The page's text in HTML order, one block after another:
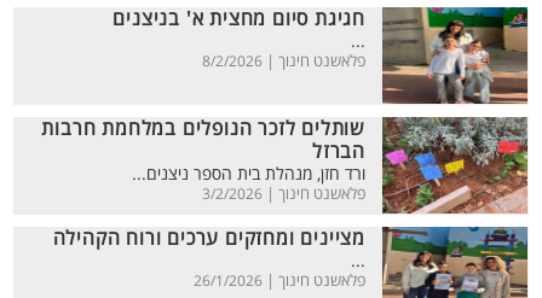
חגיגת סיום מחצית א' בניצנים
...
פלאשנט חינוך | 8/2/2026
שותלים לזכר הנופלים במלחמת חרבות
הברזל
ורד חזן, מנהלת בית הספר ניצנים...
פלאשנט חינוך | 3/2/2026
מציינים ומחזקים ערכים ורוח הקהילה
...
פלאשנט חינוך | 26/1/2026